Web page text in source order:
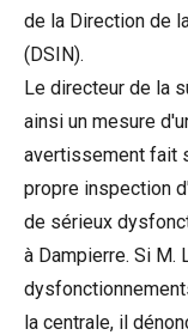
de la Direction de
(DSIN).
Le directeur de la
ainsi un mesure
avertissement fait
propre inspection
de sérieux
à Dampierre. Si M.
la centrale, il